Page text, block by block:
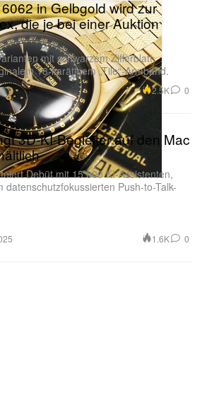
in Gelbgold wird zur
die je bei einer Auktion
mit schwarzem Zifferblatt,
18-karätigem „Tile“-Armband.
2.5K 0
3D-KI-Begleiter auf den Mac
Debüt mit 15.000 KI-Assistenten,
datenschutzfokussierten Push-to-Talk-
1.6K 0